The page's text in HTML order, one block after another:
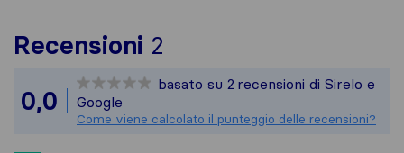
Recensioni 2
Tutte le recensioni
0,0
basato su 2 recensioni di Sirelo e
Google
Come viene calcolato il punteggio delle recensioni?